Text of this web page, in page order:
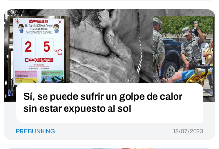
Sí, se puede sufrir un golpe de calor
sin estar expuesto al sol
PREBUNKING 18/07/2023